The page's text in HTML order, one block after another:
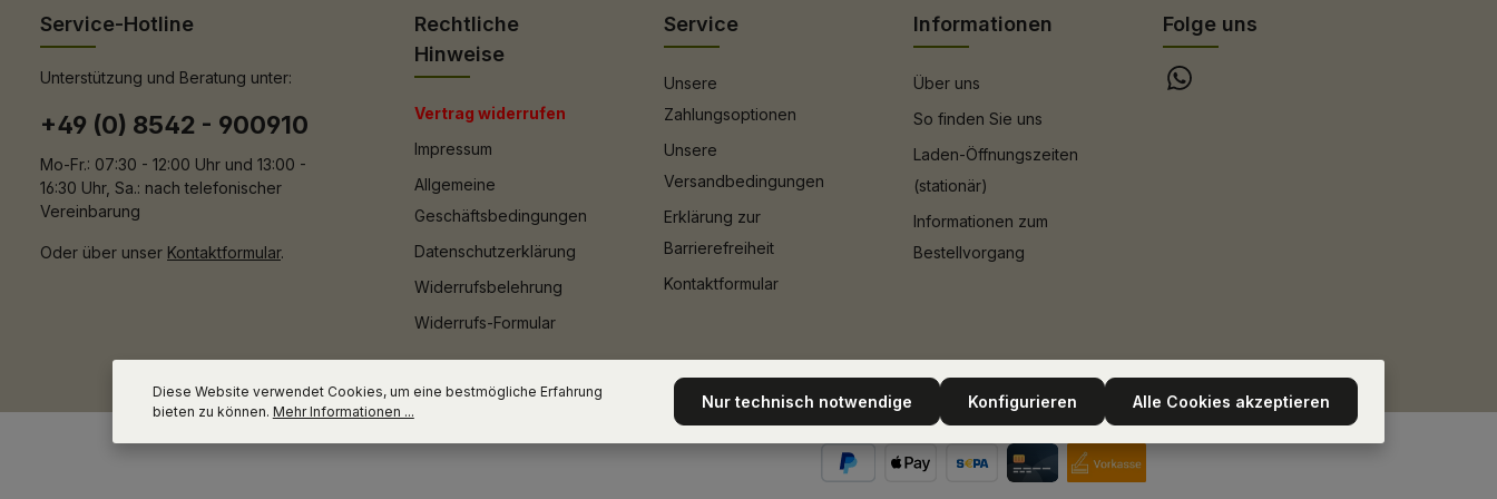
Service-Hotline
Unterstützung und Beratung unter:
+49 (0) 8542 - 900910
Mo-Fr.: 07:30 - 12:00 Uhr und 13:00 -
16:30 Uhr, Sa.: nach telefonischer
Vereinbarung
Oder über unser Kontaktformular.
Rechtliche
Hinweise
Vertrag widerrufen
Impressum
Allgemeine
Geschäftsbedingungen
Datenschutzerklärung
Widerrufsbelehrung
Widerrufs-Formular
Service
Unsere
Zahlungsoptionen
Unsere
Versandbedingungen
Erklärung zur
Barrierefreiheit
Kontaktformular
Informationen
Über uns
So finden Sie uns
Laden-Öffnungszeiten
(stationär)
Informationen zum
Bestellvorgang
Folge uns
Diese Website verwendet Cookies, um eine bestmögliche Erfahrung
bieten zu können. Mehr Informationen ... Nur technisch notwendige Konfigurieren Alle Cookies akzeptieren